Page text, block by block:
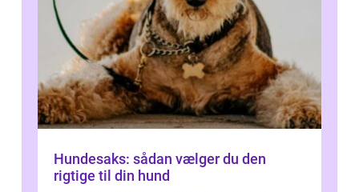
Hundesaks: sådan vælger du den
rigtige til din hund